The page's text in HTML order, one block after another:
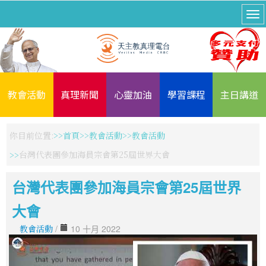
教會活動 真理新聞 心靈加油 學習課程 主日講道
你目前位置: 首頁 教會活動
教會活動
台灣代表團參加海員宗會第25屆世界大會
台灣代表團參加海員宗會第25屆世界
大會
教會活動 / 10 十月 2022